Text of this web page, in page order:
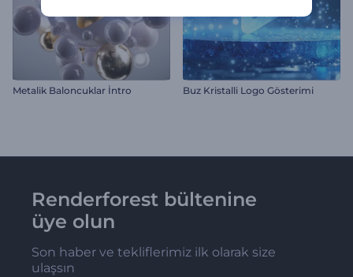
Metalik Baloncuklar İntro Buz Kristalli Logo Gösterimi
Renderforest bültenine
üye olun
Son haber ve tekliflerimiz ilk olarak size
ulaşsın